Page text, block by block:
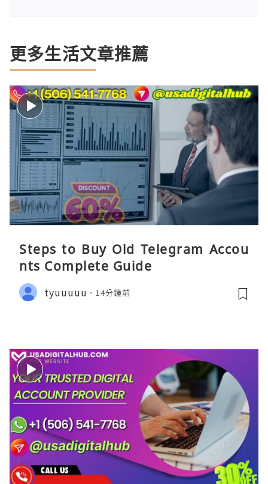
更多生活文章推薦
Steps to Buy Old Telegram Accou
nts Complete Guide
tyuuuuu 14分鐘前